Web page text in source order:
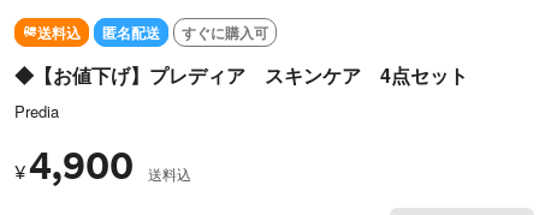
送料込 匿名配送 すぐに購入可
◆【お値下げ】プレディア スキンケア 4点セット
Predia
¥4,900 送料込